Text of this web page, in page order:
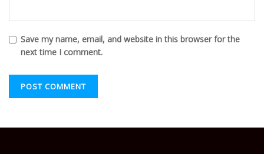
Save my name, email, and website in this browser for the
next time I comment.